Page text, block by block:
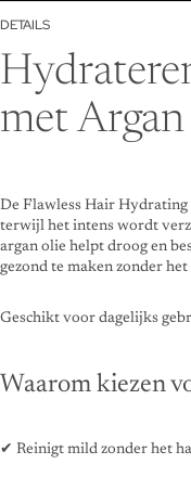
DETAILS
met
De Flawless Hair
terwijl het intens wordt
argan olie helpt droog en
gezond te maken zonder
Geschikt voor dagelijks
Waarom kiezen
✔ Reinigt mild zonder het